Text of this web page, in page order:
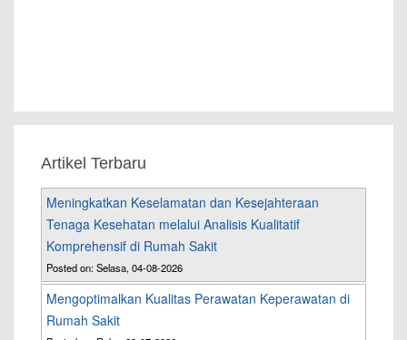
Artikel Terbaru
Meningkatkan Keselamatan dan Kesejahteraan
Tenaga Kesehatan melalui Analisis Kualitatif
Komprehensif di Rumah Sakit
Posted on: Selasa, 04-08-2026
Mengoptimalkan Kualitas Perawatan Keperawatan di
Rumah Sakit